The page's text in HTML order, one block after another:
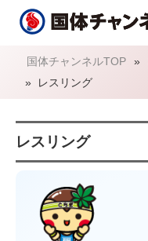
国体チャンネルTOP »
»
レスリング
レスリング